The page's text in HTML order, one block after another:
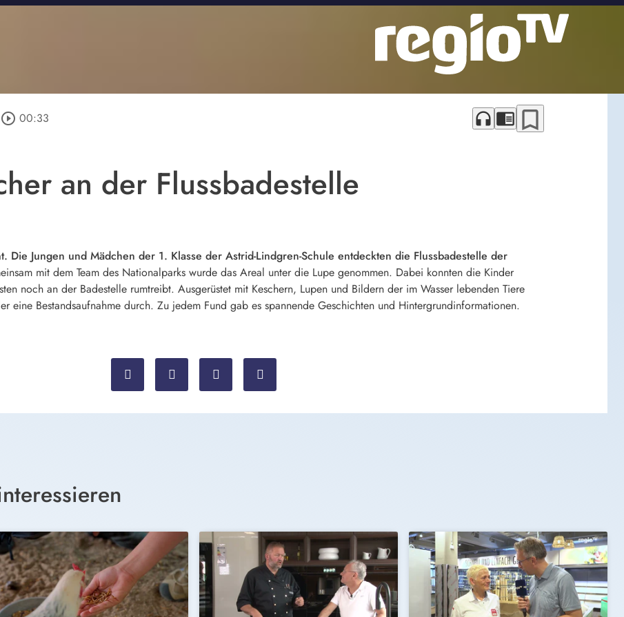
play_circle_outline 00:33 headphones chrome_reader_mode bookmark_border
an der Flussbadestelle
Die Jungen und Mädchen der 1. Klasse der Astrid-Lindgren-Schule entdeckten die Flussbadestelle der
mit dem Team des Nationalparks wurde das Areal unter die Lupe genommen. Dabei konnten die Kinder
noch an der Badestelle rumtreibt. Ausgerüstet mit Keschern, Lupen und Bildern der im Wasser lebenden Tiere
eine Bestandsaufnahme durch. Zu jedem Fund gab es spannende Geschichten und Hintergrundinformationen.